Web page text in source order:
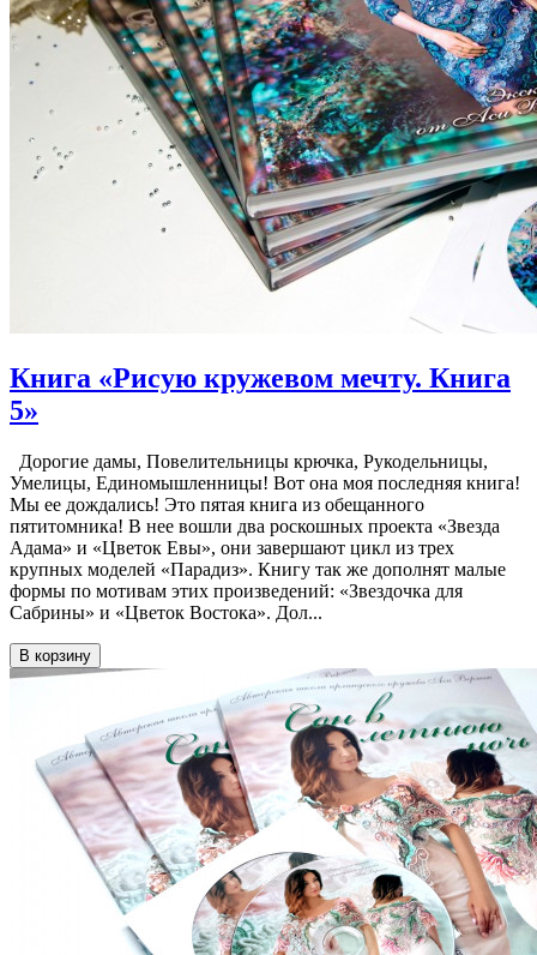
Книга «Рисую кружевом мечту. Книга
5»
Дорогие дамы, Повелительницы крючка, Рукодельницы,
Умелицы, Единомышленницы! Вот она моя последняя книга!
Мы ее дождались! Это пятая книга из обещанного
пятитомника! В нее вошли два роскошных проекта «Звезда
Адама» и «Цветок Евы», они завершают цикл из трех
крупных моделей «Парадиз». Книгу так же дополнят малые
формы по мотивам этих произведений: «Звездочка для
Сабрины» и «Цветок Востока». Дол...
В корзину